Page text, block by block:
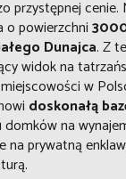
przystępnej cenie.
o powierzchni
Dunajca. Z
widok na
w
doskonałą
na
na prywatną